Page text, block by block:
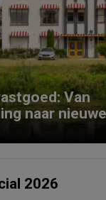
Van
naar
2026